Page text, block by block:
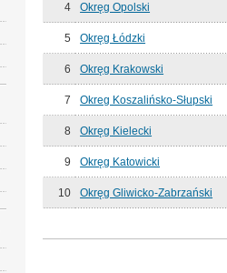
4 Okręg Opolski
5 Okręg Łódzki
6 Okręg Krakowski
7 Okreg Koszalińsko-Słupski
8 Okręg Kielecki
9 Okręg Katowicki
10 Okręg Gliwicko-Zabrzański